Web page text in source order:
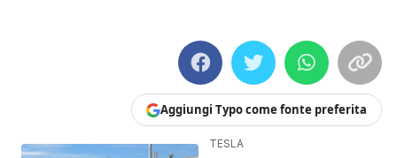
Aggiungi Typo come fonte preferita
TESLA